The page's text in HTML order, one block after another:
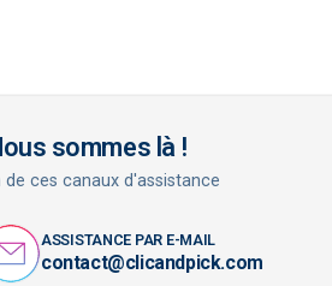
sommes là !
ces canaux d'assistance
ASSISTANCE PAR E-MAIL
contact@clicandpick.com